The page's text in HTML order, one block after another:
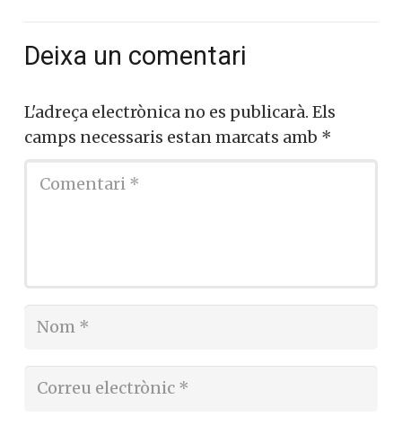
Deixa un comentari
L'adreça electrònica no es publicarà. Els
camps necessaris estan marcats amb *